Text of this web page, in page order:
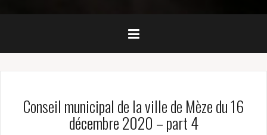
Conseil municipal de la ville de Mèze du 16
décembre 2020 – part 4